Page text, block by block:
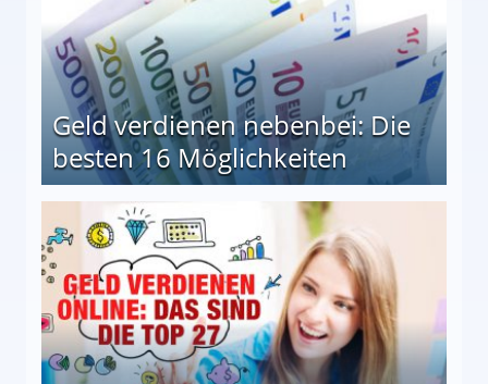
Geld verdienen nebenbei: Die
besten 16 Möglichkeiten